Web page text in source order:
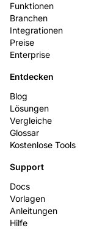
Funktionen
Branchen
Integrationen
Preise
Enterprise
Entdecken
Blog
Lösungen
Vergleiche
Glossar
Kostenlose Tools
Support
Docs
Vorlagen
Anleitungen
Hilfe